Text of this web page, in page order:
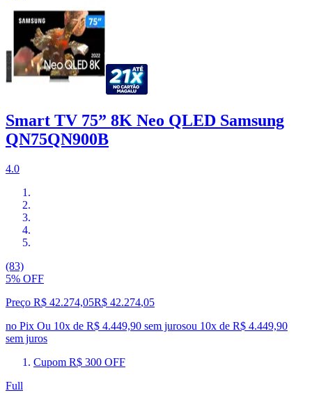
Smart TV 75” 8K Neo QLED Samsung
QN75QN900B
4.0
(83)
5% OFF
Preço R$ 42.274,05R$ 42.274,05
no Pix Ou 10x de R$ 4.449,90 sem jurosou 10x de R$ 4.449,90
sem juros
Cupom R$ 300 OFF
Full